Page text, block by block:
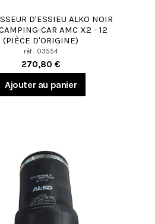
D'ESSIEU ALKO NOIR
CAR AMC X2 - 12
(PIÈCE D'ORIGINE)
réf : 03554
270,80 €
Ajouter au panier